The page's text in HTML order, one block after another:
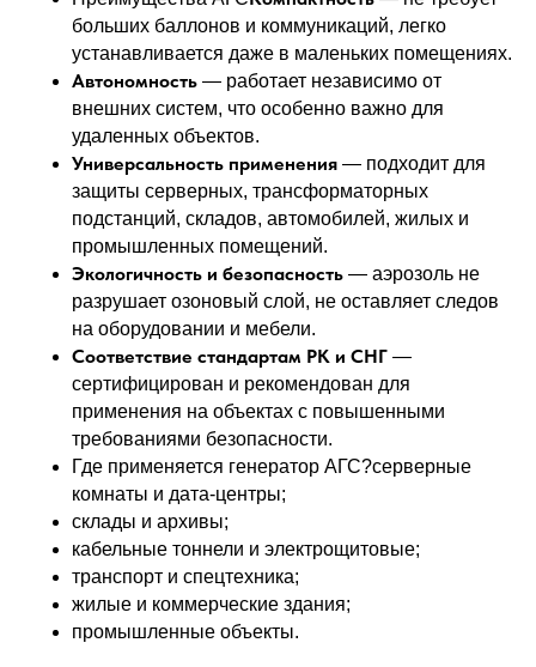
больших баллонов и коммуникаций, легко
устанавливается даже в маленьких помещениях.
Автономность — работает независимо от
внешних систем, что особенно важно для
удаленных объектов.
Универсальность применения — подходит для
защиты серверных, трансформаторных
подстанций, складов, автомобилей, жилых и
промышленных помещений.
Экологичность и безопасность — аэрозоль не
разрушает озоновый слой, не оставляет следов
на оборудовании и мебели.
Соответствие стандартам РК и СНГ —
сертифицирован и рекомендован для
применения на объектах с повышенными
требованиями безопасности.
Где применяется генератор АГС?серверные
комнаты и дата-центры;
склады и архивы;
кабельные тоннели и электрощитовые;
транспорт и спецтехника;
жилые и коммерческие здания;
промышленные объекты.